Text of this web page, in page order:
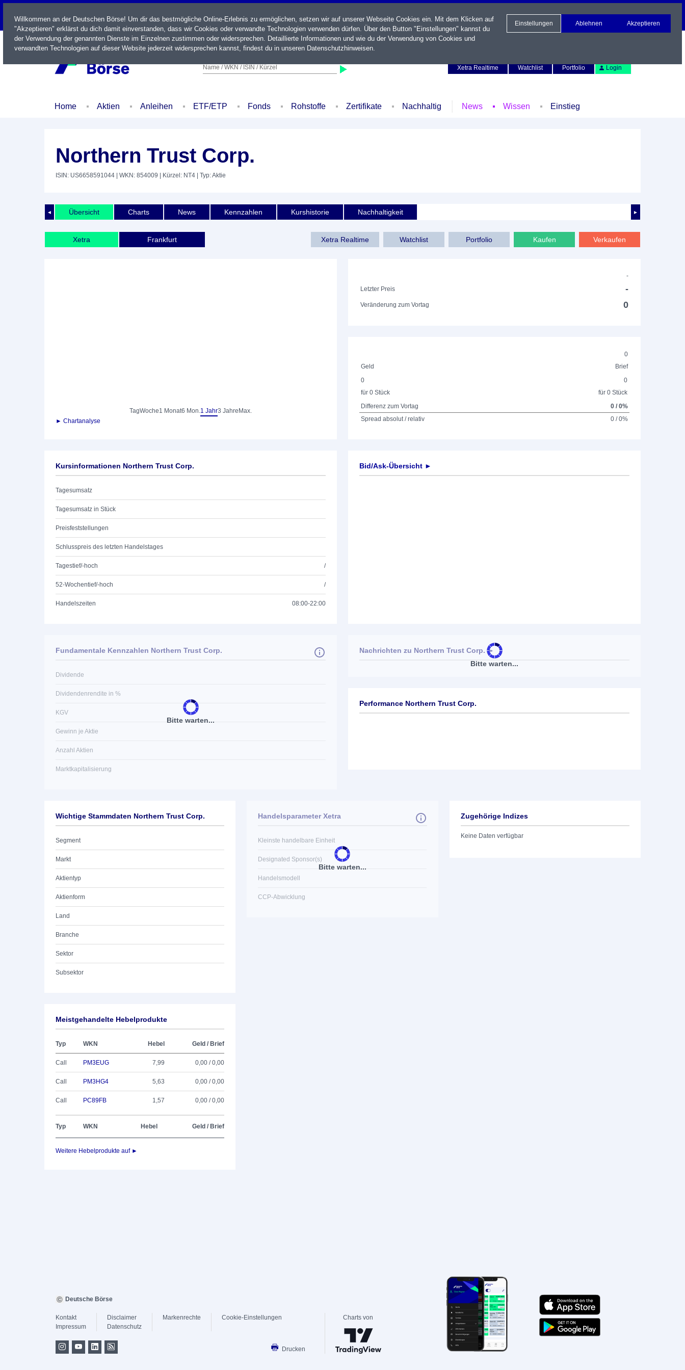
LIVE
Name / WKN / ISIN / Kürzel
Xetra Realtime
Watchlist Portfolio Login
Home Aktien Anleihen ETF/ETP Fonds Rohstoffe Zertifikate Nachhaltig News Wissen Einstieg
Northern Trust Corp.
ISIN: US6658591044 | WKN: 854009 | Kürzel: NT4 | Typ: Aktie
◄ ►
Übersicht Charts News Kennzahlen Kurshistorie Nachhaltigkeit
Xetra Frankfurt Xetra Realtime Watchlist Portfolio Kaufen Verkaufen
TagWoche1 Monat6 Mon.1 Jahr3 Jahre Max.
► Chartanalyse
-
Letzter Preis
-
Veränderung zum Vortag 0
0
Geld
Brief
0
für 0 Stück
0
für 0 Stück
Differenz zum Vortag
0 / 0%
Spread absolut / relativ
0 / 0%
Kursinformationen Northern Trust Corp.
Tagesumsatz
Tagesumsatz in Stück
Preisfeststellungen
Schlusspreis des letzten Handelstages
Tagestief/-hoch /
52-Wochentief/-hoch /
Handelszeiten 08:00-22:00
Bid/Ask-Übersicht ►
Bitte warten...
Fundamentale Kennzahlen Northern Trust Corp.
Dividende
Dividendenrendite in %
KGV
Gewinn je Aktie
Anzahl Aktien
Marktkapitalisierung
Bitte warten...
Nachrichten zu Northern Trust Corp. ►
Performance Northern Trust Corp.
Wichtige Stammdaten Northern Trust Corp.
Segment
Markt
Aktientyp
Aktienform
Land
Branche
Sektor
Subsektor
Bitte warten...
Handelsparameter Xetra
Kleinste handelbare Einheit
Designated Sponsor(s)
Handelsmodell
CCP-Abwicklung
Zugehörige Indizes
Keine Daten verfügbar
Meistgehandelte Hebelprodukte
Typ WKN Hebel Geld / Brief
Call PM3EUG 7,99 0,00 / 0,00
Call PM3HG4 5,63 0,00 / 0,00
Call PC89FB 1,57 0,00 / 0,00
Typ WKN Hebel Geld / Brief
Weitere Hebelprodukte auf ►
Willkommen an der Deutschen Börse! Um dir das bestmögliche Online-Erlebnis zu ermöglichen, setzen wir auf unserer Webseite Cookies ein. Mit dem Klicken auf
"Akzeptieren" erklärst du dich damit einverstanden, dass wir Cookies oder verwandte Technologien verwenden dürfen. Über den Button "Einstellungen" kannst du
der Verwendung der genannten Dienste im Einzelnen zustimmen oder widersprechen. Detaillierte Informationen und wie du der Verwendung von Cookies und
verwandten Technologien auf dieser Website jederzeit widersprechen kannst, findest du in unseren Datenschutzhinweisen.
Einstellungen Ablehnen Akzeptieren
Deutsche Börse
Kontakt
Impressum
Disclaimer
Datenschutz
Markenrechte Cookie-Einstellungen
Drucken
Charts von